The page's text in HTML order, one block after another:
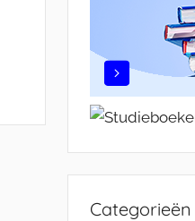
Categorieën